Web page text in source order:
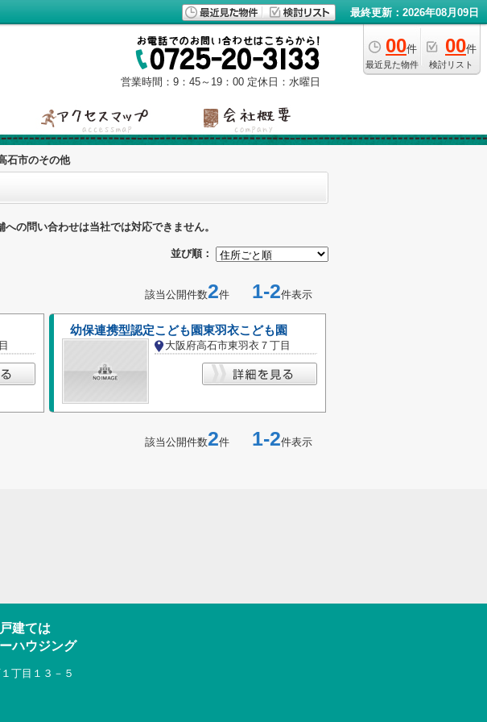
最終更新：2026年08月09日
00件
最近見た物件
00件
検討リスト
営業時間：9：45～19：00 定休日：水曜日
石市のその他
の問い合わせは当社では対応できません。
並び順：
該当公開件数2件 1-2件表示
幼保連携型認定こども園東羽衣こども園
大阪府高石市東羽衣７丁目
該当公開件数2件 1-2件表示
建ては
ハウジング
丁目１３－５